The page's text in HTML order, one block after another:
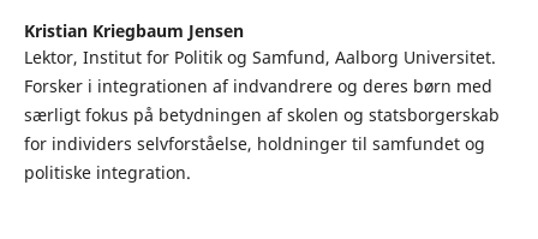
Kristian Kriegbaum Jensen
Lektor, Institut for Politik og Samfund, Aalborg Universitet.
Forsker i integrationen af indvandrere og deres børn med
særligt fokus på betydningen af skolen og statsborgerskab
for individers selvforståelse, holdninger til samfundet og
politiske integration.